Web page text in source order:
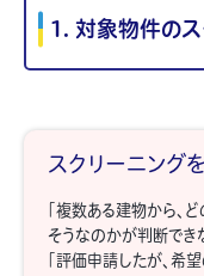
1. 対象物件の
スクリーニング
「複数ある建物から、
そうなのかが判断でき
「評価申請したが、